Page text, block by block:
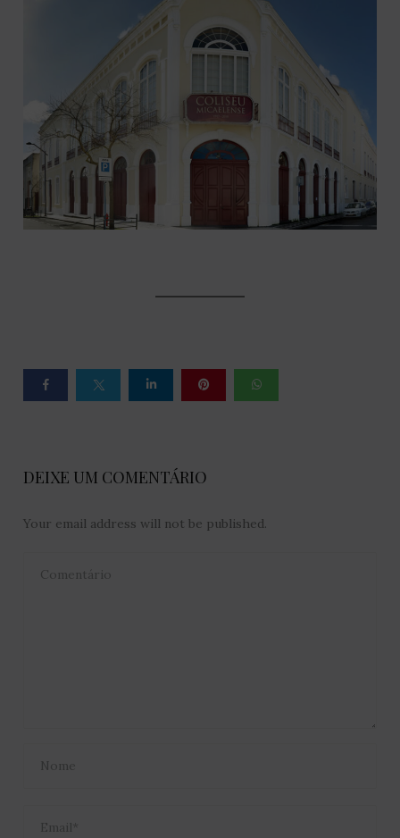
DEIXE UM COMENTÁRIO
Your email address will not be published.